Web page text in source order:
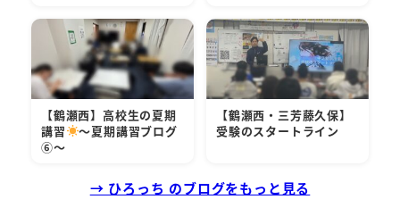
【鶴瀬西】高校生の夏期
講習
～夏期講習ブログ
⑥～
【鶴瀬西・三芳藤久保】
受験のスタートライン
→ ひろっち のブログをもっと見る